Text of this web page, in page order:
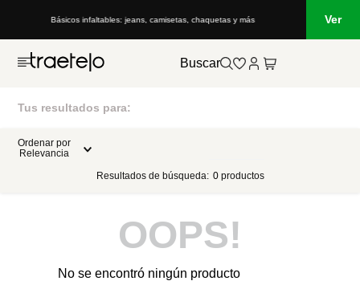
Básicos infaltables: jeans, camisetas, chaquetas y más Ver
Buscar
Tus resultados para:
Ordenar por
Relevancia
Resultados de búsqueda: 0 productos
OOPS!
No se encontró ningún producto